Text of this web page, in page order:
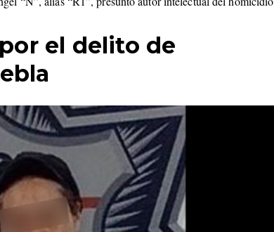
el delito de